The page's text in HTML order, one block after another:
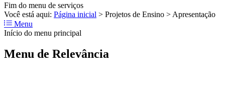
Fim do menu de serviços
Você está aqui: Página inicial > Projetos de Ensino > Apresentação
Menu
Início do menu principal
Menu de Relevância